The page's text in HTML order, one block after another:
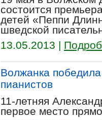
состоится
детей «Пеппи
шведской
13.05.2013 |
Волжанка
пианистов
11-летняя
первое место